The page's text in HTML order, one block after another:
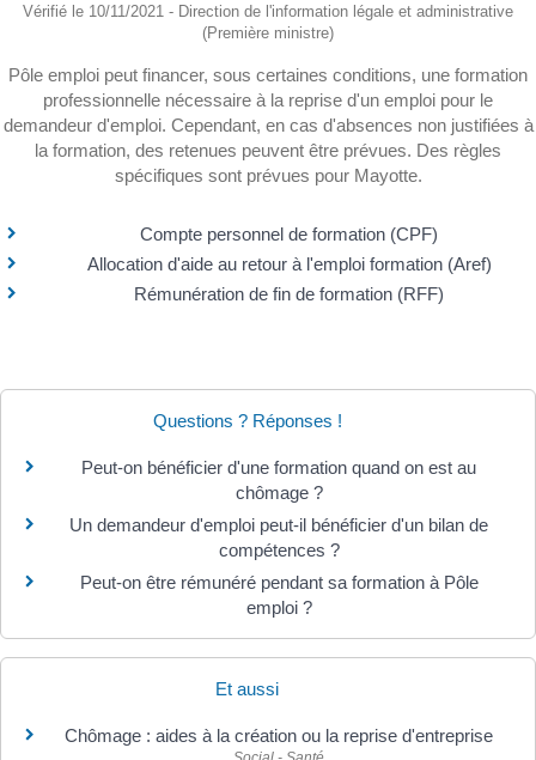
Vérifié le 10/11/2021 - Direction de l'information légale et administrative
(Première ministre)
Pôle emploi peut financer, sous certaines conditions, une formation
professionnelle nécessaire à la reprise d'un emploi pour le
demandeur d'emploi. Cependant, en cas d'absences non justifiées à
la formation, des retenues peuvent être prévues. Des règles
spécifiques sont prévues pour Mayotte.
Compte personnel de formation (CPF)
Allocation d'aide au retour à l'emploi formation (Aref)
Rémunération de fin de formation (RFF)
Questions ? Réponses !
Peut-on bénéficier d'une formation quand on est au
chômage ?
Un demandeur d'emploi peut-il bénéficier d'un bilan de
compétences ?
Peut-on être rémunéré pendant sa formation à Pôle
emploi ?
Et aussi
Chômage : aides à la création ou la reprise d'entreprise